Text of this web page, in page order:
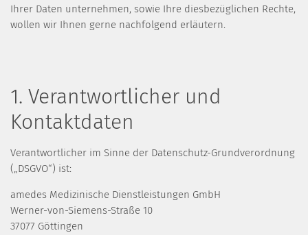
Ihrer Daten unternehmen, sowie Ihre diesbezüglichen Rechte,
wollen wir Ihnen gerne nachfolgend erläutern.
1. Verantwortlicher und
Kontaktdaten
Verantwortlicher im Sinne der Datenschutz-Grundverordnung
(„DSGVO“) ist:
amedes Medizinische Dienstleistungen GmbH
Werner-von-Siemens-Straße 10
37077 Göttingen